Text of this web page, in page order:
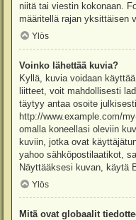
niitä tai viestin kokonaan.
määritellä rajan yksittäisen
Ylös
Voinko lähettää kuvia?
Kyllä, kuvia voidaan
liitteet, voit mahdollisesti
täytyy antaa osoite
http://www.example.com/
omalla koneellasi oleviin
kuviin, jotka ovat
yahoo sähköpostilaatikot,
Näyttääksesi kuvan, käytä
Ylös
Mitä ovat globaalit